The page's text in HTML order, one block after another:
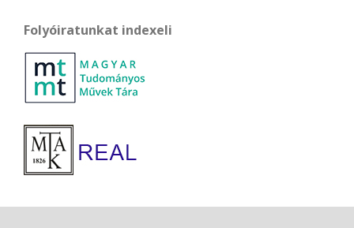
Folyóiratunkat indexeli